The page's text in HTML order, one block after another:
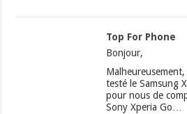
Top For Phone
Bonjour,
testé le Samsung
pour nous de
Sony Xperia Go…